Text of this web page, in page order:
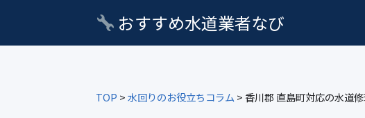
おすすめ水道業者なび
TOP >水回りのお役立ちコラム > 香川郡 直島町対応の水道